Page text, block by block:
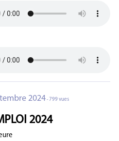
2024- 799 vues
2024